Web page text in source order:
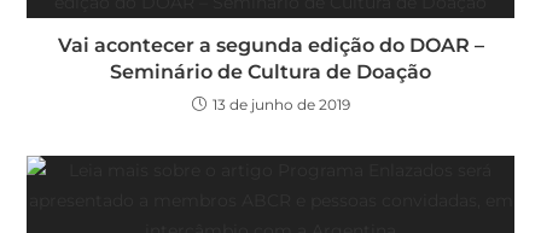
Vai acontecer a segunda edição do DOAR –
Seminário de Cultura de Doação
13 de junho de 2019